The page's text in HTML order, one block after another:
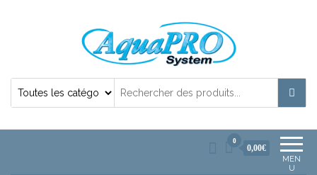
MEN
U
0
0,00€